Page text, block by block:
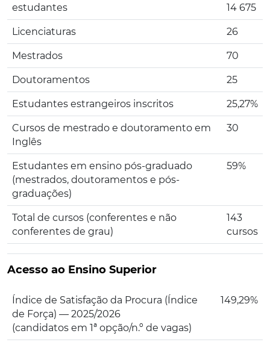
estudantes
14 675
Licenciaturas 26
Mestrados 70
Doutoramentos 25
Estudantes estrangeiros inscritos 25,27%
Cursos de mestrado e doutoramento em
Inglês
30
Estudantes em ensino pós-graduado
(mestrados, doutoramentos e pós-
graduações)
59%
Total de cursos (conferentes e não
conferentes de grau)
143
cursos
Acesso ao Ensino Superior
Índice de Satisfação da Procura (Índice
de Força) — 2025/2026
(candidatos em 1ª opção/n.º de vagas)
149,29%